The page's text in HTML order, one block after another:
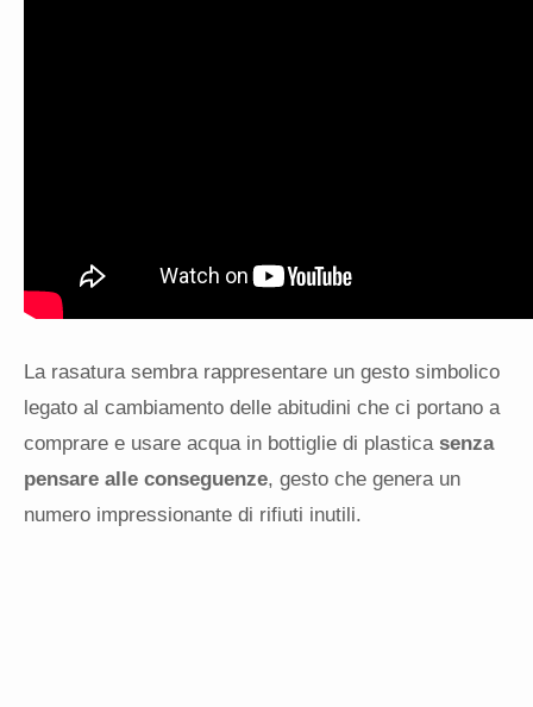
La rasatura sembra rappresentare un gesto simbolico
legato al cambiamento delle abitudini che ci portano a
comprare e usare acqua in bottiglie di plasticasenza
pensare alle conseguenze, gesto che genera un
numero impressionante di rifiuti inutili.